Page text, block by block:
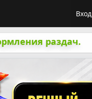
Вход
раздач.